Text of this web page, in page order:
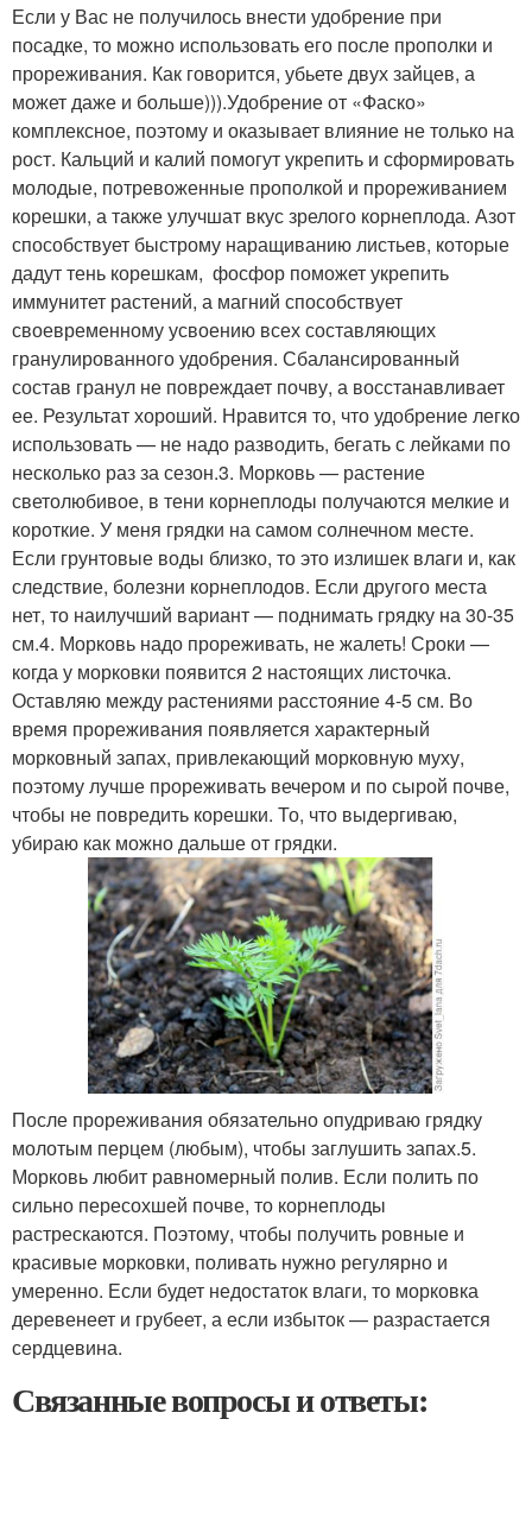
Если у Вас не получилось внести удобрение при
посадке, то можно использовать его после прополки и
прореживания. Как говорится, убьете двух зайцев, а
может даже и больше))).Удобрение от «Фаско»
комплексное, поэтому и оказывает влияние не только на
рост. Кальций и калий помогут укрепить и сформировать
молодые, потревоженные прополкой и прореживанием
корешки, а также улучшат вкус зрелого корнеплода. Азот
способствует быстрому наращиванию листьев, которые
дадут тень корешкам, фосфор поможет укрепить
иммунитет растений, а магний способствует
своевременному усвоению всех составляющих
гранулированного удобрения. Сбалансированный
состав гранул не повреждает почву, а восстанавливает
ее. Результат хороший. Нравится то, что удобрение легко
использовать — не надо разводить, бегать с лейками по
несколько раз за сезон.3. Морковь — растение
светолюбивое, в тени корнеплоды получаются мелкие и
короткие. У меня грядки на самом солнечном месте.
Если грунтовые воды близко, то это излишек влаги и, как
следствие, болезни корнеплодов. Если другого места
нет, то наилучший вариант — поднимать грядку на 30-35
см.4. Морковь надо прореживать, не жалеть! Сроки —
когда у морковки появится 2 настоящих листочка.
Оставляю между растениями расстояние 4-5 см. Во
время прореживания появляется характерный
морковный запах, привлекающий морковную муху,
поэтому лучше прореживать вечером и по сырой почве,
чтобы не повредить корешки. То, что выдергиваю,
убираю как можно дальше от грядки.
После прореживания обязательно опудриваю грядку
молотым перцем (любым), чтобы заглушить запах.5.
Морковь любит равномерный полив. Если полить по
сильно пересохшей почве, то корнеплоды
растрескаются. Поэтому, чтобы получить ровные и
красивые морковки, поливать нужно регулярно и
умеренно. Если будет недостаток влаги, то морковка
деревенеет и грубеет, а если избыток — разрастается
сердцевина.
Связанные вопросы и ответы: